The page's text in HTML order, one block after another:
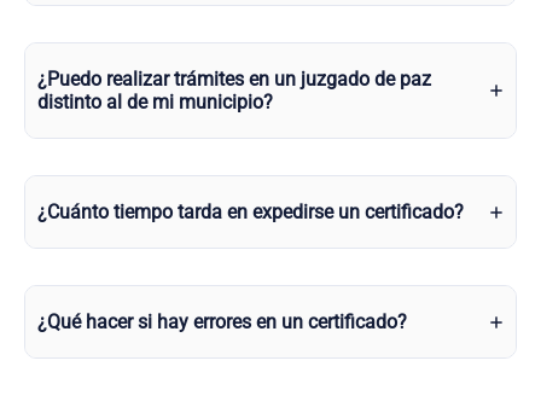
¿Puedo realizar trámites en un juzgado de paz
distinto al de mi municipio?
¿Cuánto tiempo tarda en expedirse un certificado?
¿Qué hacer si hay errores en un certificado?